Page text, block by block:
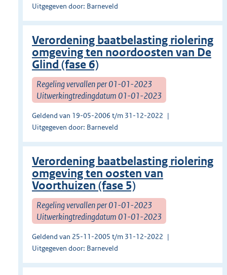
Uitgegeven door: Barneveld
Verordening baatbelasting riolering
omgeving ten noordoosten van De
Glind (fase 6)
Regeling vervallen per 01-01-2023
Uitwerkingtredingdatum 01-01-2023
Geldend van 19-05-2006 t/m 31-12-2022
Uitgegeven door: Barneveld
Verordening baatbelasting riolering
omgeving ten oosten van
Voorthuizen (fase 5)
Regeling vervallen per 01-01-2023
Uitwerkingtredingdatum 01-01-2023
Geldend van 25-11-2005 t/m 31-12-2022
Uitgegeven door: Barneveld